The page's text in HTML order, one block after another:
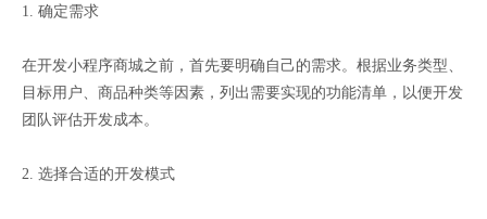
1. 确定需求
在开发小程序商城之前，首先要明确自己的需求。根据业务类型、
目标用户、商品种类等因素，列出需要实现的功能清单，以便开发
团队评估开发成本。
2. 选择合适的开发模式